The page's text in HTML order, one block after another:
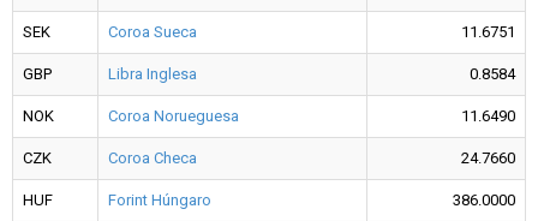
SEK Coroa Sueca 11.6751
GBP Libra Inglesa 0.8584
NOK Coroa Norueguesa 11.6490
CZK Coroa Checa 24.7660
HUF Forint Húngaro 386.0000